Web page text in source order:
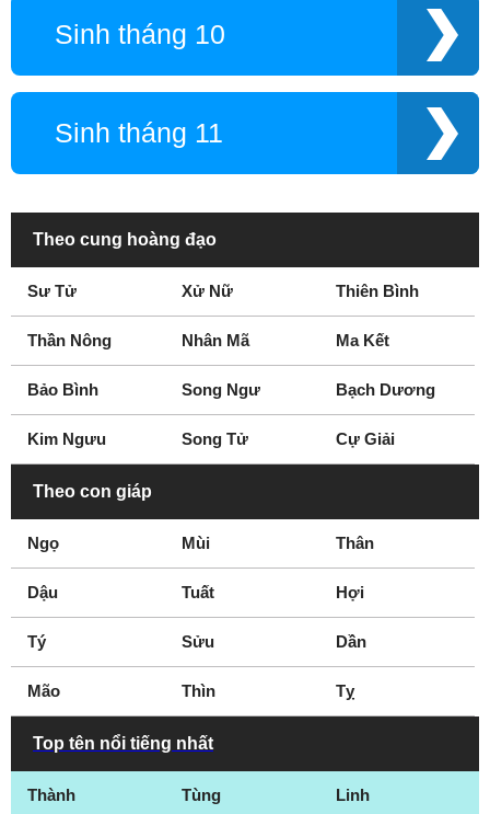
Sinh tháng 10
Sinh tháng 11
Theo cung hoàng đạo
Sư Tử Xử Nữ Thiên Bình
Thần Nông Nhân Mã Ma Kết
Bảo Bình Song Ngư Bạch Dương
Kim Ngưu Song Tử Cự Giải
Theo con giáp
Ngọ Mùi Thân
Dậu Tuất Hợi
Tý Sửu Dần
Mão Thìn Tỵ
Top tên nổi tiếng nhất
Thành Tùng Linh